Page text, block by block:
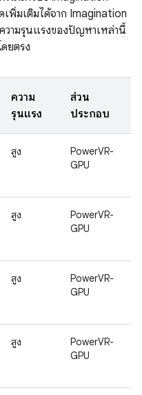
พิ่มเติมได้จาก Imagination
วามรุนแรงของปัญหาเหล่านี้
ยตรง
ความ
รุนแรง
ส่วน
ประกอบ
สูง
PowerVR-
GPU
สูง
PowerVR-
GPU
สูง
PowerVR-
GPU
สูง
PowerVR-
GPU